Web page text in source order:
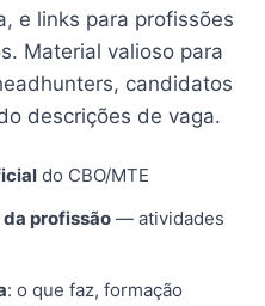
e links para profissões
Material valioso para
candidatos
descrições de vaga.
do CBO/MTE
da profissão — atividades
: o que faz, formação